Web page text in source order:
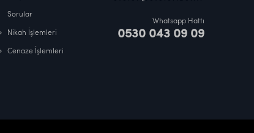
Sorular
Nikah İşlemleri
Cenaze İşlemleri
Whatsapp Hattı
0530 043 09 09